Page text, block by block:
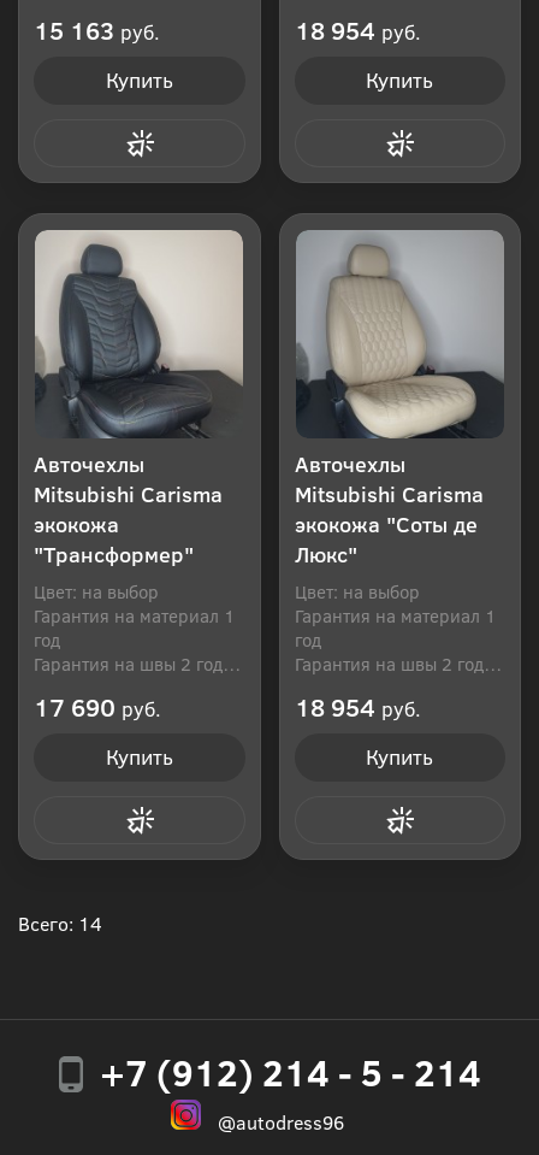
15 163 руб.
Купить
18 954 руб.
Купить
Авточехлы
Mitsubishi Carisma
экокожа
"Трансформер"
Цвет: на выбор
Гарантия на материал 1
год
Гарантия на швы 2 года
17 690 руб.
Купить
Авточехлы
Mitsubishi Carisma
экокожа "Соты де
Люкс"
Цвет: на выбор
Гарантия на материал 1
год
Гарантия на швы 2 года
18 954 руб.
Купить
Всего: 14
+7 (912) 214 - 5 - 214
@autodress96